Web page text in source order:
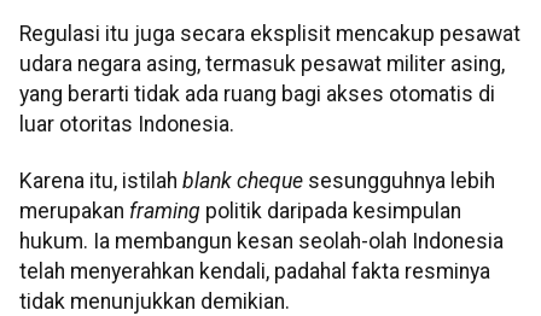
Regulasi itu juga secara eksplisit mencakup pesawat
udara negara asing, termasuk pesawat militer asing,
yang berarti tidak ada ruang bagi akses otomatis di
luar otoritas Indonesia.
Karena itu, istilah blank cheque sesungguhnya lebih
merupakan framing politik daripada kesimpulan
hukum. Ia membangun kesan seolah-olah Indonesia
telah menyerahkan kendali, padahal fakta resminya
tidak menunjukkan demikian.